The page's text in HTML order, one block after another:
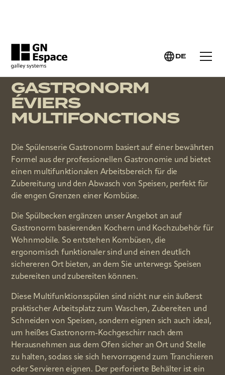
DE
GN ESPACE >
GASTRONORM ÉVIERS MULTIFONCTIONS
GASTRONORM
ÉVIERS
MULTIFONCTIONS
Die Spülenserie Gastronorm basiert auf einer bewährten
Formel aus der professionellen Gastronomie und bietet
einen multifunktionalen Arbeitsbereich für die
Zubereitung und den Abwasch von Speisen, perfekt für
die engen Grenzen einer Kombüse.
Die Spülbecken ergänzen unser Angebot an auf
Gastronorm basierenden Kochern und Kochzubehör für
Wohnmobile. So entstehen Kombüsen, die
ergonomisch funktionaler sind und einen deutlich
sichereren Ort bieten, an dem Sie unterwegs Speisen
zubereiten und zubereiten können.
Diese Multifunktionsspülen sind nicht nur ein äußerst
praktischer Arbeitsplatz zum Waschen, Zubereiten und
Schneiden von Speisen, sondern eignen sich auch ideal,
um heißes Gastronorm-Kochgeschirr nach dem
Herausnehmen aus dem Ofen sicher an Ort und Stelle
zu halten, sodass sie sich hervorragend zum Tranchieren
oder Servieren eignen. Der perforierte Behälter ist ein